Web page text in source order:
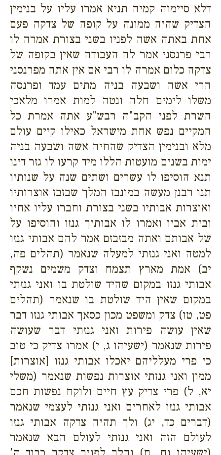
דלא סיימוה קמיה תניא אמרו עליו על בנימין
הצדיק שהיה ממונה על קופה של צדקה פעם
אחת באתה אשה לפניו בשני בצורת אמרה לו
רבי פרנסני אמר לה העבודה שאין בקופה של
צדקה כלום אמרה לו רבי אם אין אתה מפרנסני
הרי אשה ושבעה בניה מתים עמד ופרנסה
משלו לימים חלה ונטה למות אמרו מלאכי
השרת לפני הקב"ה רבש"ע אתה אמרת כל
המקיים נפש אחת מישראל כאילו קיים עולם
מלא ובנימין הצדיק שהחיה אשה ושבעה בניה
ימות בשנים מועטות הללו מיד קרעו לו גזר דינו
תנא הוסיפו לו עשרים ושתים שנה על שנותיו
תנו רבנן מעשה במונבז המלך שבזבז אוצרותיו
ואוצרות אבותיו בשני בצורת וחברו עליו אחיו
ובית אביו ואמרו לו אבותיך גנזו והוסיפו על
של אבותם ואתה מבזבזם אמר להם אבותי גנזו
למטה ואני גנזתי למעלה שנאמר (תהלים פה,
יב) אמת מארץ תצמח וצדק משמים נשקף
אבותי גנזו במקום שהיד שולטת בו ואני גנזתי
במקום שאין היד שולטת בו שנאמר (תהלים
פט, טו) צדק ומשפט מכון כסאך אבותי גנזו דבר
שאין עושה פירות ואני גנזתי דבר שעושה
פירות שנאמר (ישעיהו ג, י) אמרו צדיק כי טוב
כי פרי מעלליהם יאכלו אבותי גנזו [אוצרות]
ממון ואני גנזתי אוצרות נפשות שנאמר (משלי
יא, ל) פרי צדיק עץ חיים ולוקח נפשות חכם
אבותי גנזו לאחרים ואני גנזתי לעצמי שנאמר
(דברים כד, יג) ולך תהיה צדקה אבותי גנזו
לעולם הזה ואני גנזתי לעולם הבא שנאמר